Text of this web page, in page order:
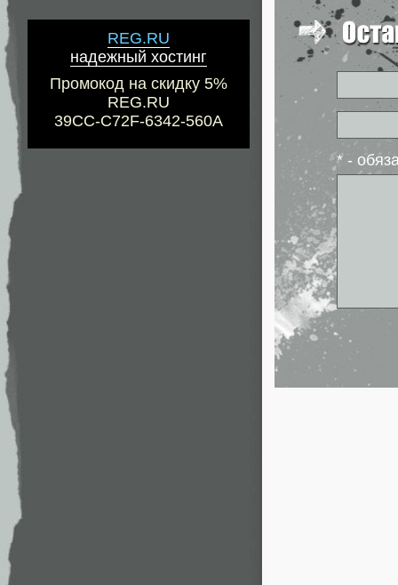
REG.RU
надежный хостинг
Промокод на скидку 5%
REG.RU
39CC-C72F-6342-560A
* -